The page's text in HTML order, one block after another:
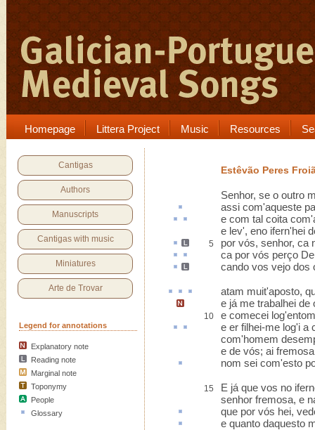
Homepage Littera Project Music Resources
Cantigas
Authors
Manuscripts
Cantigas with music
Miniatures
Arte de Trovar
Legend for annotations
Explanatory note
Reading note
Marginal note
Toponymy
People
Glossary
Estêvão Peres
Senhor, se o outro
assi com'aqueste
e com tal coita
e lev', eno ifern'hei
5 por vós, senhor, ca
ca por vós perço
cando vos vejo dos
atam muit'aposto,
e já me trabalhei de
10
e comecei
e er filhei-me log'i a
com'homem
e de vós; ai
nom sei com'esto
15
E já que vos no
senhor fremosa, e
que por vós hei,
e quanto daquesto